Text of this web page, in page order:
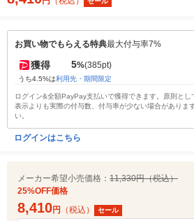
お買い物でもらえる特典最大付与率7%
獲得 5%(385pt)
うち4.5%は利用先・期間限定
ログイン&全額PayPay支払いで獲得できます。原則とし
表示よりも実際の付与数、付与率が少ない場合がありま
い。
ログインはこちら
メーカー希望小売価格： 11,330円（税込）
25%OFF価格
8,410円 （税込） セール